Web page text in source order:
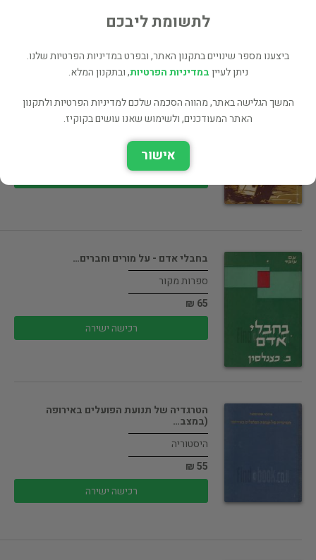
רכישה ישירה
פתחו שערים (במצב טוב מאד, המחיר…
רכישה ישירה
בחבלי אדם - על מורים וחברים…
ספרות מקור
65 ₪
רכישה ישירה
הטרגדיה של תנועת הפועלים באירופה
(במצב…
היסטוריה
55 ₪
רכישה ישירה
לתשומת ליבכם
ביצענו מספר שינויים בתקנון האתר, ובפרט במדיניות הפרטיות שלנו.
ניתן לעייןבמדיניות הפרטיות, ובתקנון המלא.
המשך הגלישה באתר, מהווה הסכמה שלכם למדיניות הפרטיות ולתקנון
האתר המעודכנים, ולשימוש שאנו עושים בקוקיז.
אישור